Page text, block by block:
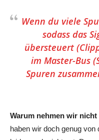
Wenn du viele
sodass das
übersteuert
im Master-Bus
Spuren
Warum nehmen wir
haben wir doch genug